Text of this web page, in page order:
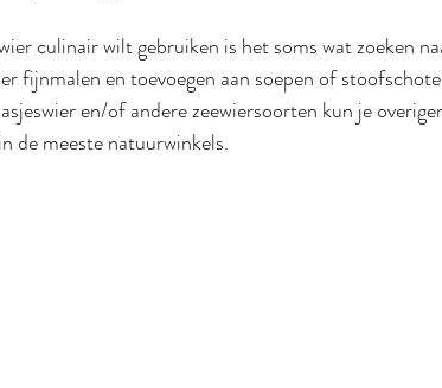
culinair wilt gebruiken is het soms wat zoeken
fijnmalen en toevoegen aan soepen of
en/of andere zeewiersoorten kun je
de meeste natuurwinkels.